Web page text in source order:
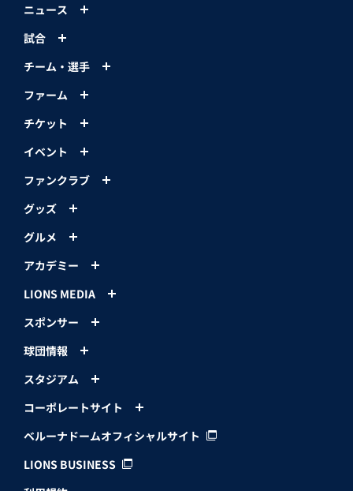
ニュース
試合
チーム・選手
ファーム
チケット
イベント
ファンクラブ
グッズ
グルメ
アカデミー
LIONS MEDIA
スポンサー
球団情報
スタジアム
コーポレートサイト
ベルーナドームオフィシャルサイト
LIONS BUSINESS